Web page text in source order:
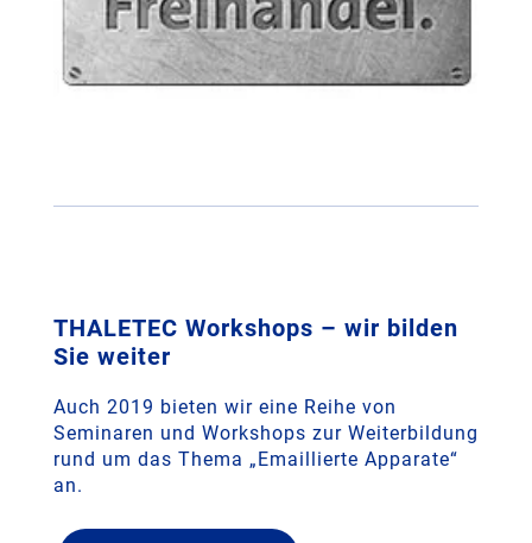
THALETEC Workshops – ­­wir bilden
Sie weiter
Auch 2019 bieten wir eine Reihe von
Seminaren und Workshops zur Weiterbildung
rund um das Thema „Emaillierte Apparate“
an.